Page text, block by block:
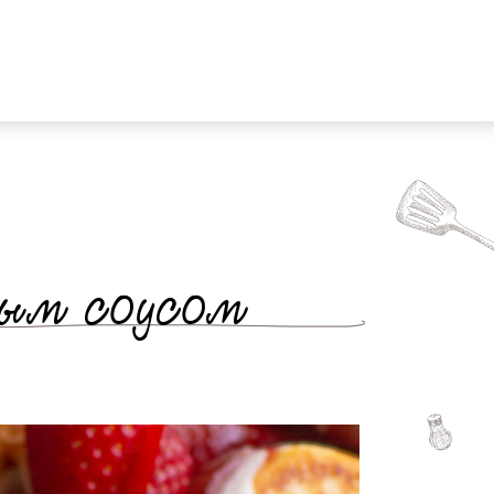
соусом